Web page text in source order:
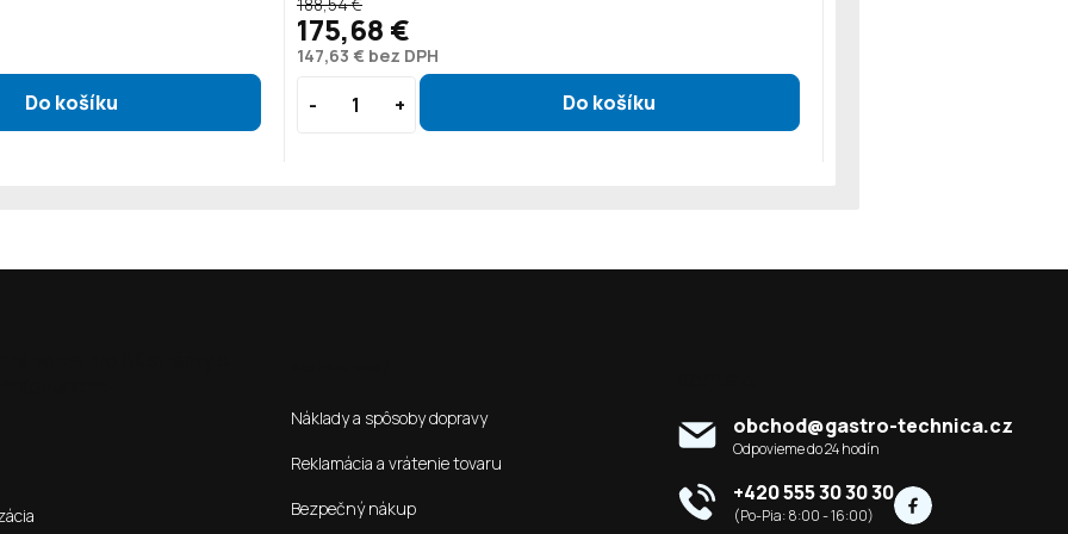
147,63 € bez DPH
175,68 €
Náklady a spôsoby dopravy
Reklamácia a vrátenie tovaru
Bezpečný nákup
obchod@gastro-technica.cz
+420 555 30 30 30